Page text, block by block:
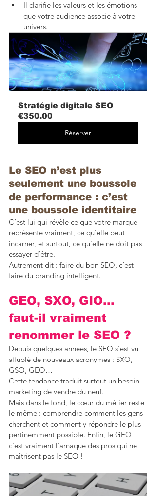
Il clarifie les valeurs et les émotions
que votre audience associe à votre
univers.
Stratégie digitale SEO
€350.00
Réserver
Le SEO n’est plus
seulement une boussole
de performance : c’est
une boussole identitaire
C’est lui qui révèle ce que votre marque
représente vraiment, ce qu’elle peut
incarner, et surtout, ce qu’elle ne doit pas
essayer d’être.
Autrement dit : faire du bon SEO, c’est
faire du branding intelligent.
GEO, SXO, GIO…
faut-il vraiment
renommer le SEO ?
Depuis quelques années, le SEO s’est vu
affublé de nouveaux acronymes : SXO,
GSO, GEO…
Cette tendance traduit surtout un besoin
marketing de vendre du neuf.
Mais dans le fond, le cœur du métier reste
le même : comprendre comment les gens
cherchent et comment y répondre le plus
pertinemment possible. Enfin, le GEO
c'est vraiment l’arnaque des pros qui ne
maîtrisent pas le SEO !